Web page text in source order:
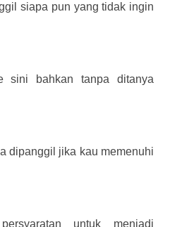
siapa pun yang tidak ingin
sini bahkan tanpa ditanya
dipanggil jika kau memenuhi
untuk menjadi